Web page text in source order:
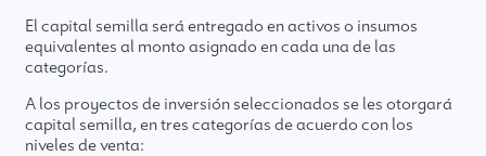
El capital semilla será entregado en activos o insumos
equivalentes al monto asignado en cada una de las
categorías.
A los proyectos de inversión seleccionados se les otorgará
capital semilla, en tres categorías de acuerdo con los
niveles de venta: